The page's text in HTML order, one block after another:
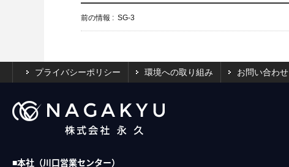
前の情報 : SG-3
プライバシーポリシー 環境への取り組み お問い合わせ
■本社（川口営業センター）